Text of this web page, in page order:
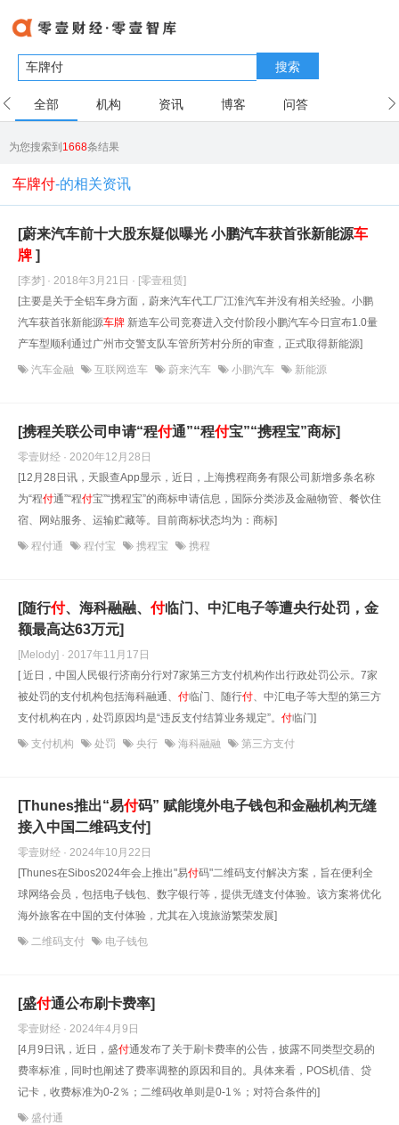
搜索
全部 机构 资讯 博客 问答
为您搜索到1668条结果
车牌付-的相关资讯
[蔚来汽车前十大股东疑似曝光 小鹏汽车获首张新能源车
牌 ]
[李梦] · 2018年3月21日 · [零壹租赁]
[主要是关于全铝车身方面，蔚来汽车代工厂江淮汽车并没有相关经验。小鹏
汽车获首张新能源车牌 新造车公司竞赛进入交付阶段小鹏汽车今日宣布1.0量
产车型顺利通过广州市交警支队车管所芳村分所的审查，正式取得新能源]
汽车金融 互联网造车 蔚来汽车 小鹏汽车 新能源
[携程关联公司申请“程付通”“程付宝”“携程宝”商标]
零壹财经 · 2020年12月28日
[12月28日讯，天眼查App显示，近日，上海携程商务有限公司新增多条名称
为“程付通”“程付宝”“携程宝”的商标申请信息，国际分类涉及金融物管、餐饮住
宿、网站服务、运输贮藏等。目前商标状态均为：商标]
程付通 程付宝 携程宝 携程
[随行付、海科融融、 付临门、中汇电子等遭央行处罚，金
额最高达63万元]
[Melody] · 2017年11月17日
[ 近日，中国人民银行济南分行对7家第三方支付机构作出行政处罚公示。7家
被处罚的支付机构包括海科融通、 付临门、随行付、中汇电子等大型的第三方
支付机构在内，处罚原因均是“违反支付结算业务规定”。 付临门]
支付机构 处罚 央行 海科融融 第三方支付
[Thunes推出“易付码” 赋能境外电子钱包和金融机构无缝
接入中国二维码支付]
零壹财经 · 2024年10月22日
[Thunes在Sibos2024年会上推出"易付码"二维码支付解决方案，旨在便利全
球网络会员，包括电子钱包、数字银行等，提供无缝支付体验。该方案将优化
海外旅客在中国的支付体验，尤其在入境旅游繁荣发展]
二维码支付 电子钱包
[盛付通公布刷卡费率]
零壹财经 · 2024年4月9日
[4月9日讯，近日，盛付通发布了关于刷卡费率的公告，披露不同类型交易的
费率标准，同时也阐述了费率调整的原因和目的。具体来看，POS机借、贷
记卡，收费标准为0-2％；二维码收单则是0-1％；对符合条件的]
盛付通